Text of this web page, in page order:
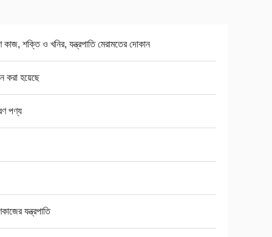
কাজ, শক্তি ও খনির, যন্ত্রপাতি মেরামতের দোকান
করা হয়েছে
পণ্য
যন্ত্রপাতি